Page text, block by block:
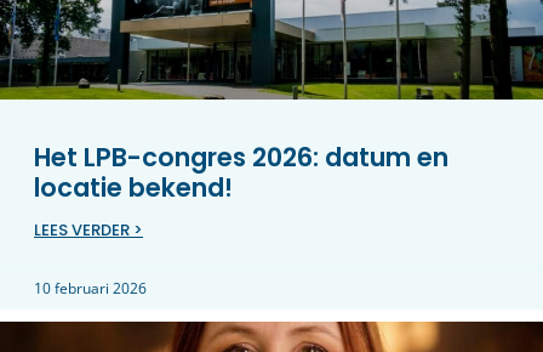
Het LPB-congres 2026: datum en
locatie bekend!
LEES VERDER >
10 februari 2026